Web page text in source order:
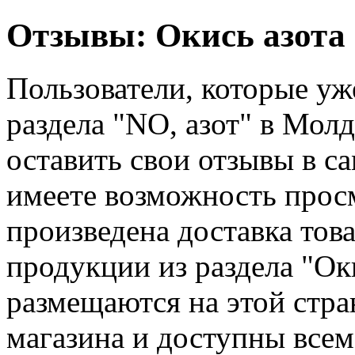
Отзывы: Окись азота
Пользователи, которые
раздела "NO, азот" в
оставить свои отзывы в
имеете возможность
произведена доставка
продукции из раздела
размещаются на этой
магазина и доступны